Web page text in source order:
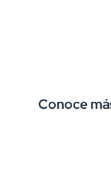
Conoce